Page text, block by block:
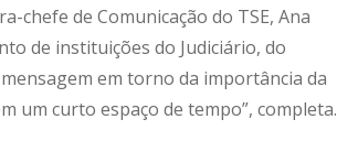
chefe de Comunicação do TSE, Ana
de instituições do Judiciário, do
em torno da importância da
um curto espaço de tempo”, completa.